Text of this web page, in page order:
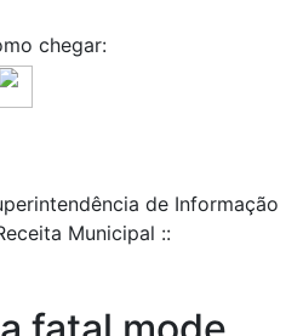
chegar:
de Informação
Municipal ::